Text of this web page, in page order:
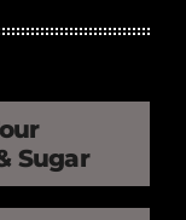
Sugar